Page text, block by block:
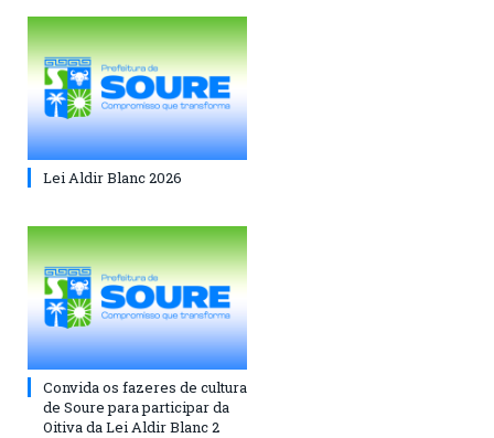
Lei Aldir Blanc 2026
Convida os fazeres de cultura
de Soure para participar da
Oitiva da Lei Aldir Blanc 2